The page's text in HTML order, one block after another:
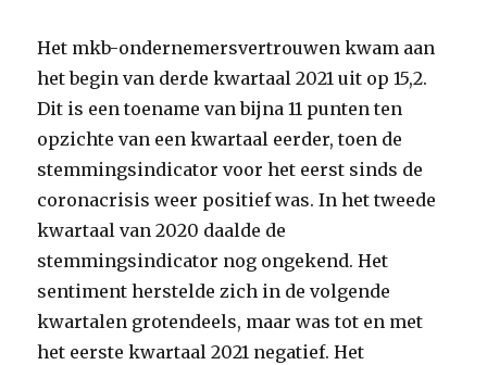
Het mkb-ondernemersvertrouwen kwam aan
het begin van derde kwartaal 2021 uit op 15,2.
Dit is een toename van bijna 11 punten ten
opzichte van een kwartaal eerder, toen de
stemmingsindicator voor het eerst sinds de
coronacrisis weer positief was. In het tweede
kwartaal van 2020 daalde de
stemmingsindicator nog ongekend. Het
sentiment herstelde zich in de volgende
kwartalen grotendeels, maar was tot en met
het eerste kwartaal 2021 negatief. Het